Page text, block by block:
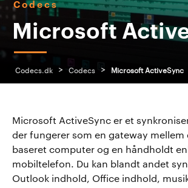
Codecs
Microsoft
Codecs.dk > Codecs > Microsoft ActiveSync
Microsoft ActiveSync er et
der fungerer som en gateway mellem
baseret computer og en håndholdt
mobiltelefon. Du kan blandt andet
Outlook indhold, Office indhold,